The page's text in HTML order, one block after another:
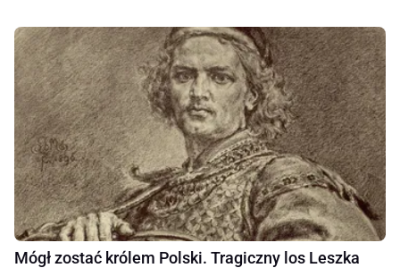
Mógł zostać królem Polski. Tragiczny los Leszka